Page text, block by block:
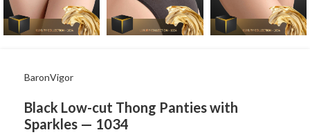
BaronVigor
Black Low-cut Thong Panties with
Sparkles — 1034